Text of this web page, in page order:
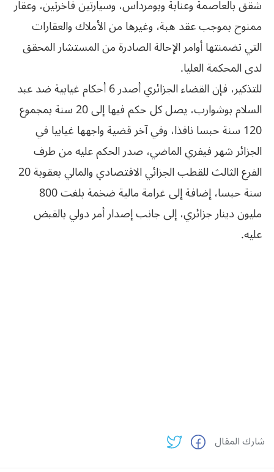
شقق بالعاصمة وعنابة وبومرداس، وسيارتين فاخرتين، وعقار
ممنوح بموجب عقد هبة، وغيرها من الأملاك والعقارات
التي تضمنتها أوامر الإحالة الصادرة من المستشار المحقق
لدى المحكمة العليا.
للتذكير، فإن القضاء الجزائري أصدر 6 أحكام غيابية ضد عبد
السلام بوشوارب، يصل كل حكم فيها إلى 20 سنة بمجموع
120 سنة حبسا نافذا، وفي آخر قضية واجهها غيابيا في
الجزائر شهر فيفري الماضي، صدر الحكم عليه من طرف
الفرع الثالث للقطب الجزائي الاقتصادي والمالي بعقوبة 20
سنة حبسا، إضافة إلى غرامة مالية ضخمة بلغت 800
مليون دينار جزائري، إلى جانب إصدار أمر دولي بالقبض
عليه.
شارك المقال